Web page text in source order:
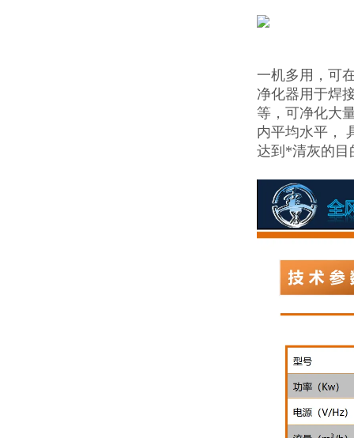
一机多用，可
净化器用于焊
等，可净化大
内平均水平，
达到*清灰的目